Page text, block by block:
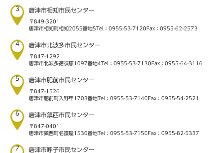
3 唐津市相知市民センター
〒849-3201
唐津市相知町相知2055番地5Tel：0955-53-7120 Fax：0955-62-2573
4 唐津市北波多市民センター
〒847-1292
唐津市北波多徳須恵1097番地4Tel：0955-53-7130 Fax：0955-64-3116
5 唐津市肥前市民センター
〒847-1526
唐津市肥前町入野甲1703番地Tel：0955-53-7140 Fax：0955-54-2521
6 唐津市鎮西市民センター
〒847-0401
唐津市鎮西町名護屋1530番地Tel：0955-53-7150 Fax：0955-82-5337
7 唐津市呼子市民センター